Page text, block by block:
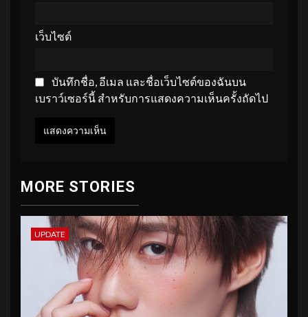
เว็บไซต์
บันทึกชื่อ, อีเมล และชื่อเว็บไซต์ของฉันบน
เบราว์เซอร์นี้ สำหรับการแสดงความเห็นครั้งถัดไป
MORE STORIES
UPDATE